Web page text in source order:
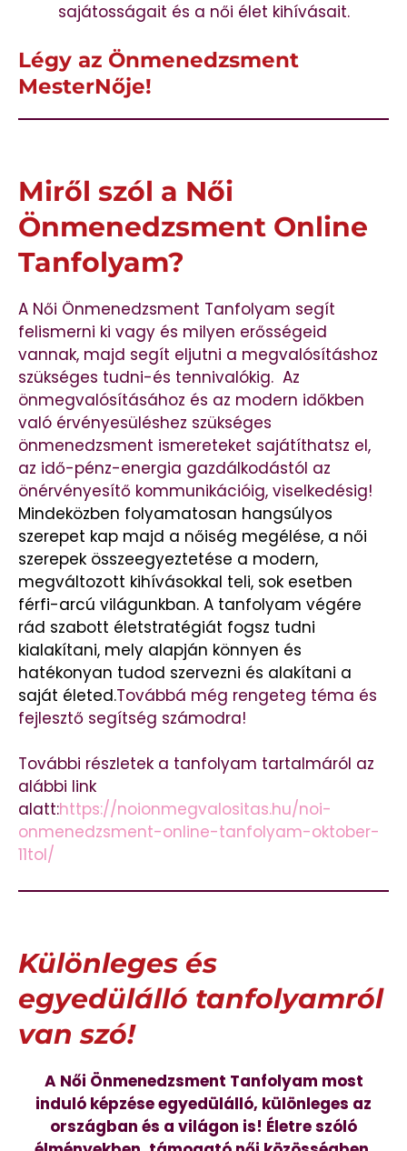
sajátosságait és a női élet kihívásait.
Légy az Önmenedzsment
MesterNője!
Miről szól a Női
Önmenedzsment Online
Tanfolyam?
A Női Önmenedzsment Tanfolyam segít
felismerni ki vagy és milyen erősségeid
vannak, majd segít eljutni a megvalósításhoz
szükséges tudni-és tennivalókig. Az
önmegvalósításához és az modern időkben
való érvényesüléshez szükséges
önmenedzsment ismereteket sajátíthatsz el,
az idő-pénz-energia gazdálkodástól az
önérvényesítő kommunikációig, viselkedésig!
Mindeközben folyamatosan hangsúlyos
szerepet kap majd a nőiség megélése, a női
szerepek összeegyeztetése a modern,
megváltozott kihívásokkal teli, sok esetben
férfi-arcú világunkban. A tanfolyam végére
rád szabott életstratégiát fogsz tudni
kialakítani, mely alapján könnyen és
hatékonyan tudod szervezni és alakítani a
saját életed.Továbbá még rengeteg téma és
fejlesztő segítség számodra!
További részletek a tanfolyam tartalmáról az
alábbi link
alatt:https://noionmegvalositas.hu/noi-
onmenedzsment-online-tanfolyam-oktober-
11tol/
Különleges és
egyedülálló tanfolyamról
van szó!
A Női Önmenedzsment Tanfolyam most
induló képzése egyedülálló, különleges az
országban és a világon is! Életre szóló